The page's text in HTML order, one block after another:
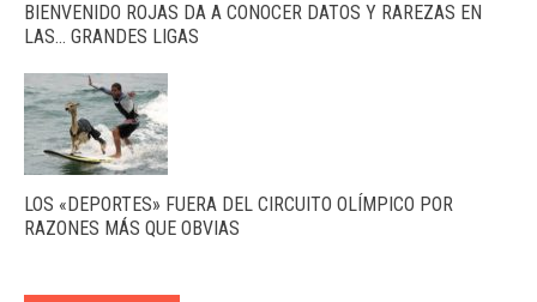
BIENVENIDO ROJAS DA A CONOCER DATOS Y RAREZAS EN
LAS… GRANDES LIGAS
LOS «DEPORTES» FUERA DEL CIRCUITO OLÍMPICO POR
RAZONES MÁS QUE OBVIAS